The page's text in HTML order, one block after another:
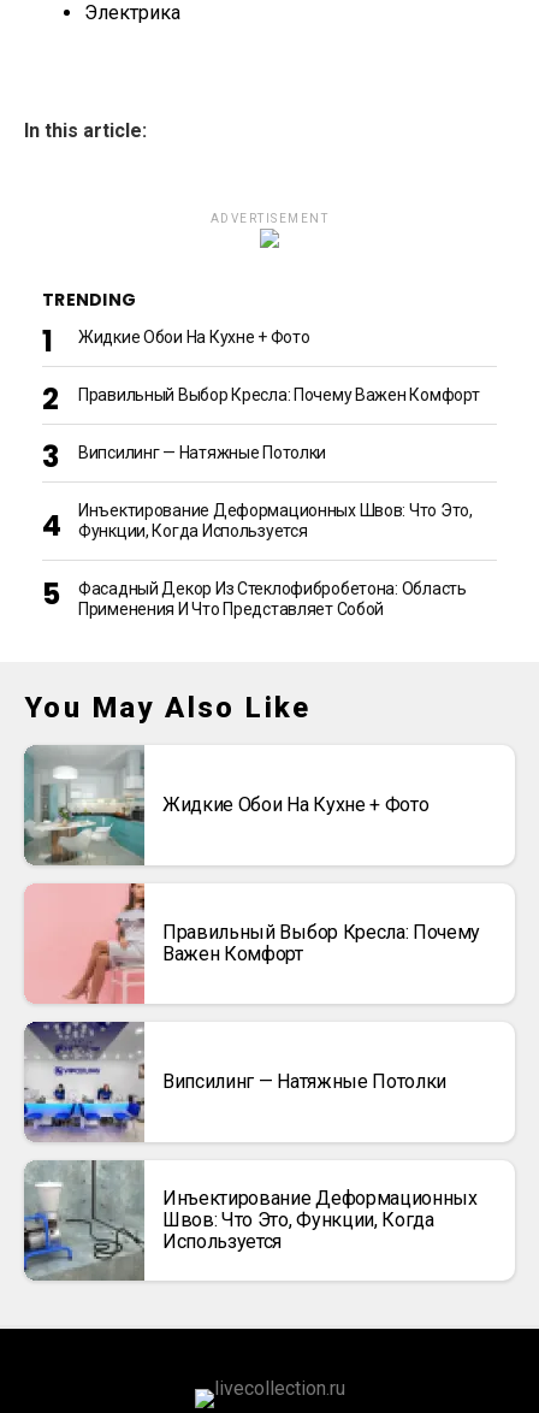
Электрика
In this article:
ADVERTISEMENT
TRENDING
Жидкие Обои На Кухне + Фото
Правильный Выбор Кресла: Почему Важен Комфорт
Випсилинг — Натяжные Потолки
Инъектирование Деформационных Швов: Что Это,
Функции, Когда Используется
Фасадный Декор Из Стеклофибробетона: Область
Применения И Что Представляет Собой
You May Also Like
Жидкие Обои На Кухне + Фото
Правильный Выбор Кресла: Почему
Важен Комфорт
Випсилинг — Натяжные Потолки
Инъектирование Деформационных
Швов: Что Это, Функции, Когда
Используется